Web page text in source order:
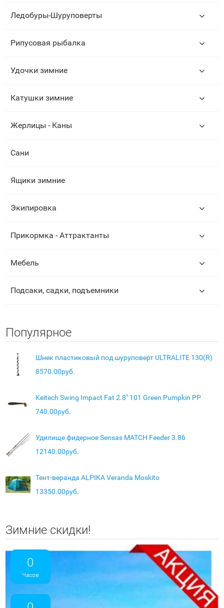
Ледобуры-Шуруповерты
Рипусовая рыбалка
Удочки зимние
Катушки зимние
Жерлицы - Каны
Сани
Ящики зимние
Экипировка
Прикормка - Аттрактанты
Мебель
Подсаки, садки, подъемники
Популярное
Шнек пластиковый под шуруповерт ULTRALITE 130(R)
8570.00руб.
Keitech Swing Impact Fat 2.8" 101 Green Pumpkin PP
740.00руб.
Удилище фидерное Sensas MATCH Feeder 3.86
12140.00руб.
Тент-веранда ALPIKA Veranda Moskito
13350.00руб.
Зимние скидки!
0
Часов